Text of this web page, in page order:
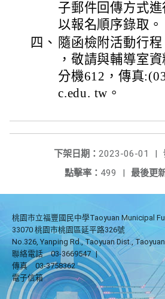
子郵件回傳方式
以報名順序錄取。
四、 隨函檢附活動行
，敬請與輔導室
分機612，傳真
c.edu. tw。
下架日期： 2023-06-01
|
最後更
點擊率： 499 |
桃園市立福豐國民中學Taoyuan Municipal
33070 桃園市桃園區延平路326號
No.326, Yanping Rd., Taoyuan Dist.,
聯絡電話
03-3669547 |
傳真
03-3758362
電子信箱